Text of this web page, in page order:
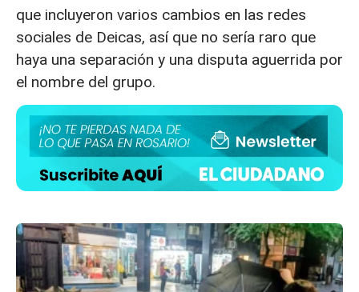
que incluyeron varios cambios en las redes
sociales de Deicas, así que no sería raro que
haya una separación y una disputa aguerrida por
el nombre del grupo.